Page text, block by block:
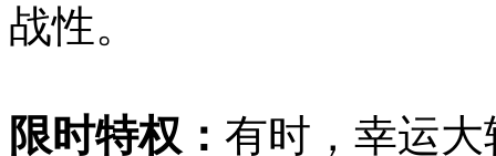
战性。
限时特权： 有时，幸运